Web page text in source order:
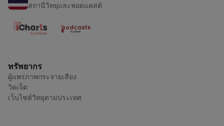
สถานีวิทยุและพอดแคสต์
ทรัพยากร
ผู้แพร่ภาพกระจายเสียง
วิดเจ็ต
เว็บไซต์วิทยุตามประเทศ